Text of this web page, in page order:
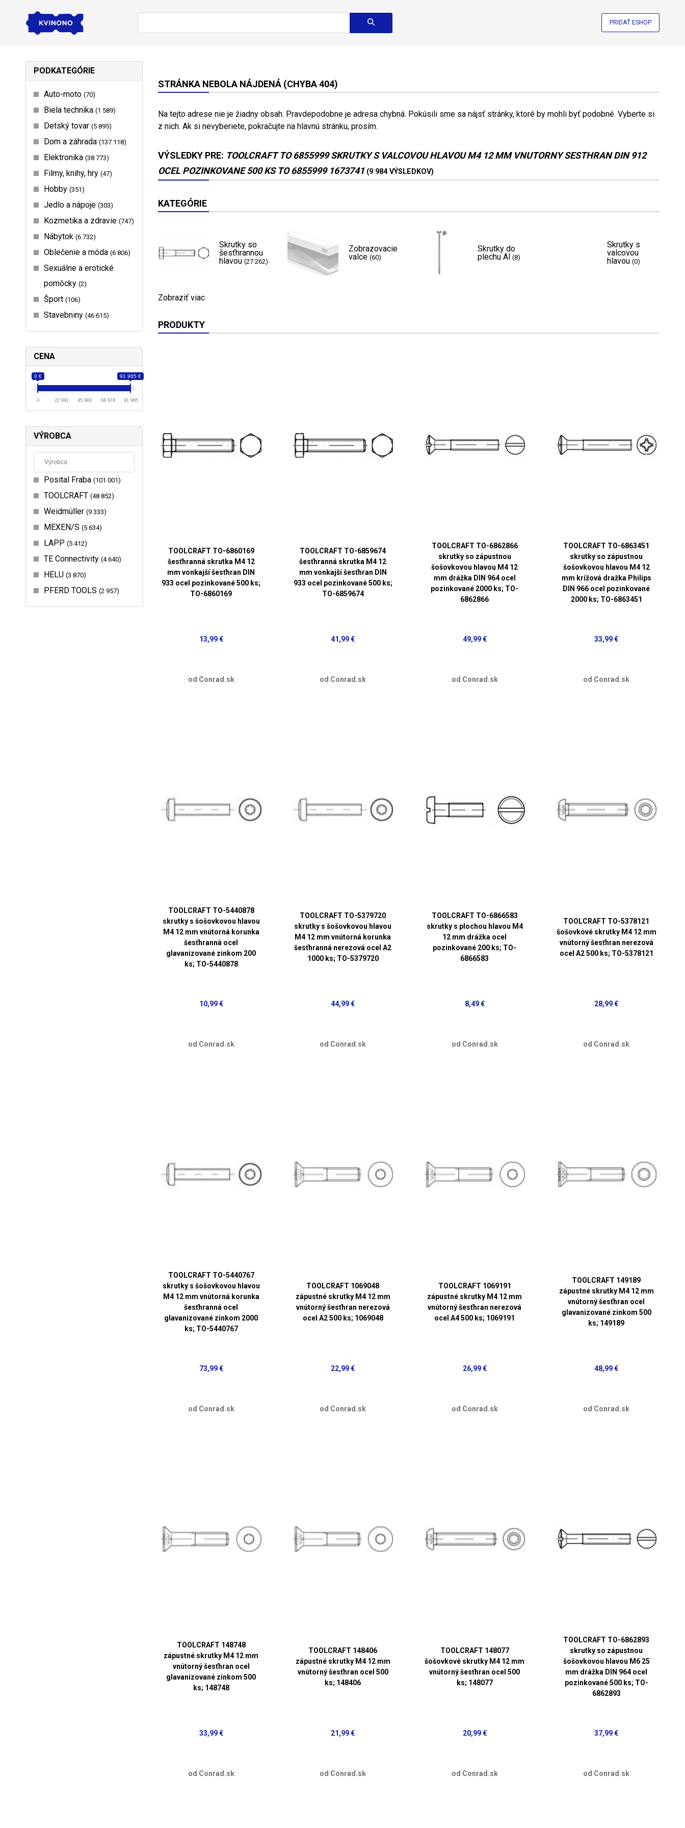
PRIDAŤ ESHOP
PODKATEGÓRIE
Auto-moto 70
Biela technika 1 589
Detský tovar 5 895
Dom a záhrada 137 118
Elektronika 38 773
Filmy, knihy, hry 47
Hobby 351
Jedlo a nápoje 303
Kozmetika a zdravie 747
Nábytok 6 732
Oblečenie a móda 6 806
Sexuálne a erotické
pomôcky 2
Šport 106
Stavebniny 46 615
CENA
0 € 91 965 €
0 22 991 45 983 68 974 91 965
VÝROBCA
Posital Fraba 101 001
TOOLCRAFT 48 852
Weidmüller 9 333
MEXEN/S 5 634
LAPP 5 412
TE Connectivity 4 640
HELU 3 870
PFERD TOOLS 2 957
STRÁNKA NEBOLA NÁJDENÁ (CHYBA 404)
Na tejto adrese nie je žiadny obsah. Pravdepodobne je adresa chybná. Pokúsili sme sa nájsť stránky, ktoré by mohli byť podobné. Vyberte si
z nich. Ak si nevyberiete, pokračujte na hlavnú stránku, prosím.
VÝSLEDKY PRE: TOOLCRAFT TO 6855999 SKRUTKY S VALCOVOU HLAVOU M4 12 MM VNUTORNY SESTHRAN DIN 912
OCEL POZINKOVANE 500 KS TO 6855999 1673741 (9 984 VÝSLEDKOV)
KATEGÓRIE
Skrutky so
šesťhrannou
hlavou (27 262)
Zobrazovacie
valce (60)
Skrutky do
plechu Al (8)
Skrutky s
valcovou
hlavou (0)
Zobraziť viac
PRODUKTY
TOOLCRAFT TO-6860169
šesťhranná skrutka M4 12
mm vonkajší šesťhran DIN
933 ocel pozinkované 500 ks;
TO-6860169
13,99 €
od Conrad.sk
TOOLCRAFT TO-6859674
šesťhranná skrutka M4 12
mm vonkajší šesťhran DIN
933 ocel pozinkované 500 ks;
TO-6859674
41,99 €
od Conrad.sk
TOOLCRAFT TO-6862866
skrutky so zápustnou
šošovkovou hlavou M4 12
mm drážka DIN 964 ocel
pozinkované 2000 ks; TO-
6862866
49,99 €
od Conrad.sk
TOOLCRAFT TO-6863451
skrutky so zápustnou
šošovkovou hlavou M4 12
mm krížová dražka Philips
DIN 966 ocel pozinkované
2000 ks; TO-6863451
33,99 €
od Conrad.sk
TOOLCRAFT TO-5440878
skrutky s šošovkovou hlavou
M4 12 mm vnútorná korunka
šesťhranná ocel
glavanizované zinkom 200
ks; TO-5440878
10,99 €
od Conrad.sk
TOOLCRAFT TO-5379720
skrutky s šošovkovou hlavou
M4 12 mm vnútorná korunka
šesťhranná nerezová ocel A2
1000 ks; TO-5379720
44,99 €
od Conrad.sk
TOOLCRAFT TO-6866583
skrutky s plochou hlavou M4
12 mm drážka ocel
pozinkované 200 ks; TO-
6866583
8,49 €
od Conrad.sk
TOOLCRAFT TO-5378121
šošovkové skrutky M4 12 mm
vnútorný šesťhran nerezová
ocel A2 500 ks; TO-5378121
28,99 €
od Conrad.sk
TOOLCRAFT TO-5440767
skrutky s šošovkovou hlavou
M4 12 mm vnútorná korunka
šesťhranná ocel
glavanizované zinkom 2000
ks; TO-5440767
73,99 €
od Conrad.sk
TOOLCRAFT 1069048
zápustné skrutky M4 12 mm
vnútorný šesťhran nerezová
ocel A2 500 ks; 1069048
22,99 €
od Conrad.sk
TOOLCRAFT 1069191
zápustné skrutky M4 12 mm
vnútorný šesťhran nerezová
ocel A4 500 ks; 1069191
26,99 €
od Conrad.sk
TOOLCRAFT 149189
zápustné skrutky M4 12 mm
vnútorný šesťhran ocel
glavanizované zinkom 500
ks; 149189
48,99 €
od Conrad.sk
TOOLCRAFT 148748
zápustné skrutky M4 12 mm
vnútorný šesťhran ocel
glavanizované zinkom 500
ks; 148748
33,99 €
od Conrad.sk
TOOLCRAFT 148406
zápustné skrutky M4 12 mm
vnútorný šesťhran ocel 500
ks; 148406
21,99 €
od Conrad.sk
TOOLCRAFT 148077
šošovkové skrutky M4 12 mm
vnútorný šesťhran ocel 500
ks; 148077
20,99 €
od Conrad.sk
TOOLCRAFT TO-6862893
skrutky so zápustnou
šošovkovou hlavou M6 25
mm drážka DIN 964 ocel
pozinkované 500 ks; TO-
6862893
37,99 €
od Conrad.sk